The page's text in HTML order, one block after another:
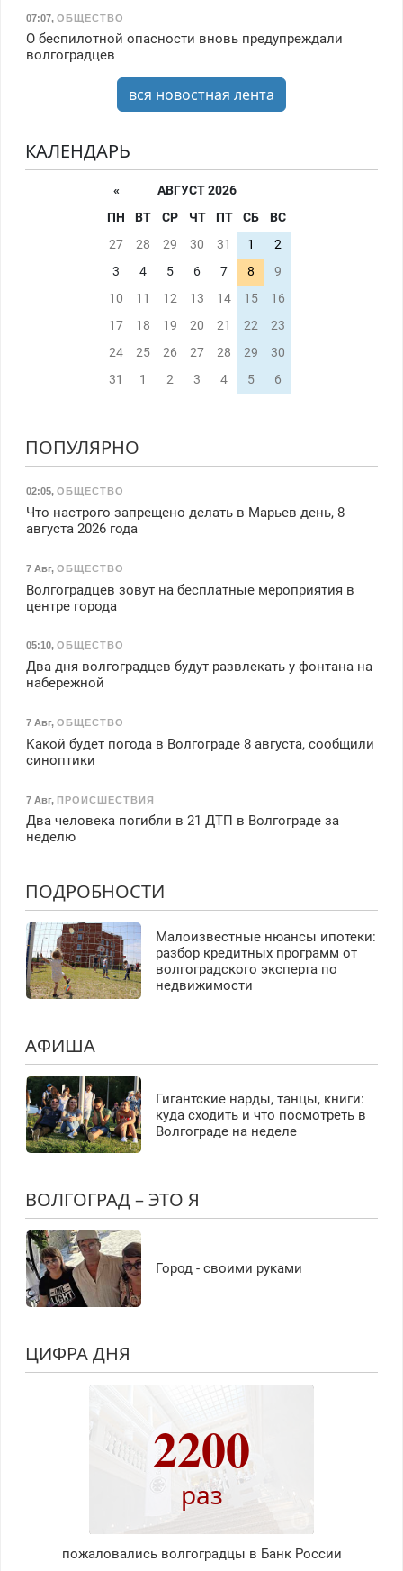
07:07, ОБЩЕСТВО
О беспилотной опасности вновь предупреждали
волгоградцев
вся новостная лента
КАЛЕНДАРЬ
«
АВГУСТ 2026
ПН
ВТ СР ЧТ ПТ СБ
ВС
27
28 29 30 31 1
2
3
4 5 6 7 8
9
10
11 12 13 14 15
16
17
18 19 20 21 22
23
24
25 26 27 28 29
30
31
1 2 3 4 5 6
ПОПУЛЯРНО
02:05, ОБЩЕСТВО
Что настрого запрещено делать в Марьев день, 8
августа 2026 года
7 Авг, ОБЩЕСТВО
Волгоградцев зовут на бесплатные мероприятия в
центре города
05:10, ОБЩЕСТВО
Два дня волгоградцев будут развлекать у фонтана на
набережной
7 Авг, ОБЩЕСТВО
Какой будет погода в Волгограде 8 августа, сообщили
синоптики
7 Авг, ПРОИСШЕСТВИЯ
Два человека погибли в 21 ДТП в Волгограде за
неделю
ПОДРОБНОСТИ
Малоизвестные нюансы ипотеки:
разбор кредитных программ от
волгоградского эксперта по
недвижимости
АФИША
Гигантские нарды, танцы, книги:
куда сходить и что посмотреть в
Волгограде на неделе
ВОЛГОГРАД – ЭТО Я
Город - своими руками
ЦИФРА ДНЯ
2200
раз
пожаловались волгоградцы в Банк России